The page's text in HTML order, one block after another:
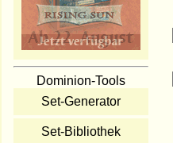
Dominion-Tools
Set-Generator
Set-Bibliothek